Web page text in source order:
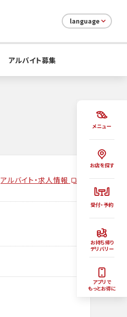
メニュー
お店を探す
受付・予約
お持ち帰り
デリバリー
アプリで
もっとお得に
language
アルバイト募集
アルバイト・求人情報